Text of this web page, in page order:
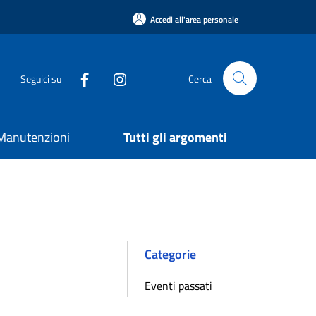
Accedi all'area personale
Seguici su Cerca
Tutti gli argomenti
Categorie
Eventi passati